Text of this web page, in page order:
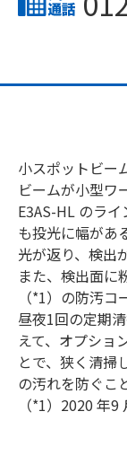
小スポットビー
ビームが小型ワ
E3AS-HL のラ
も投光に幅があ
光が返り、検出
また、検出面に
（*1）の防汚
昼夜1回の定期
えて、オプショ
とで、狭く清掃
の汚れを防ぐこ
（*1）2020 年9